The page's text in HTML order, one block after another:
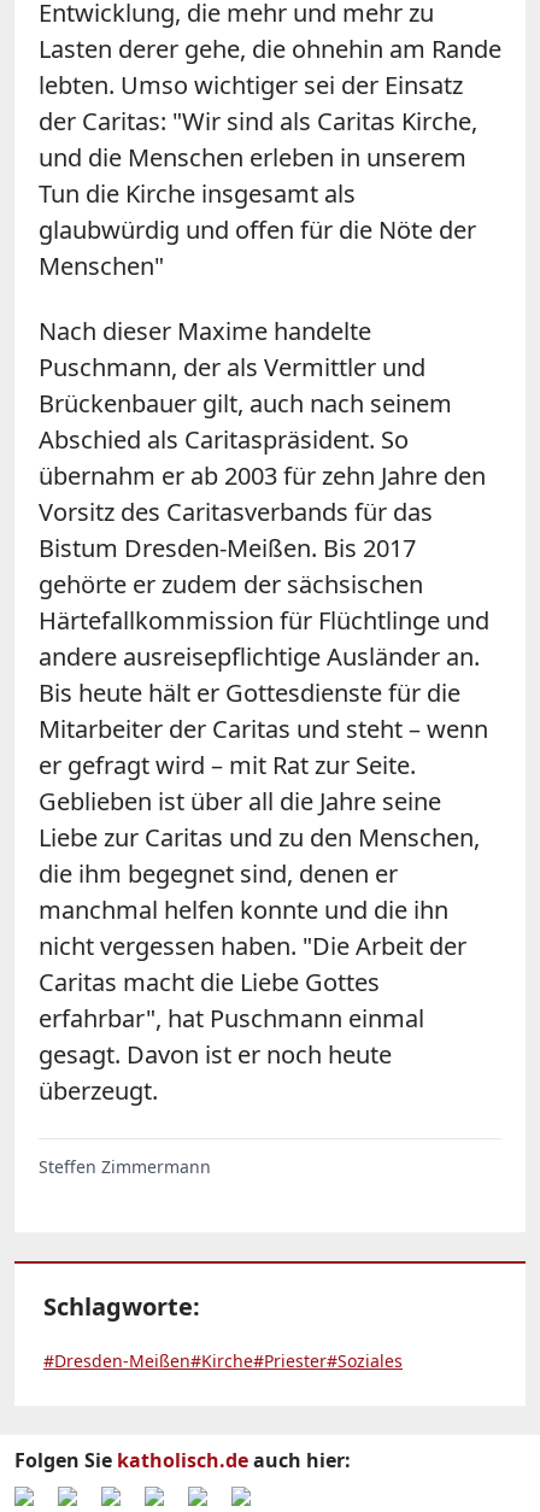
Entwicklung, die mehr und mehr zu
Lasten derer gehe, die ohnehin am Rande
lebten. Umso wichtiger sei der Einsatz
der Caritas: "Wir sind als Caritas Kirche,
und die Menschen erleben in unserem
Tun die Kirche insgesamt als
glaubwürdig und offen für die Nöte der
Menschen"
Nach dieser Maxime handelte
Puschmann, der als Vermittler und
Brückenbauer gilt, auch nach seinem
Abschied als Caritaspräsident. So
übernahm er ab 2003 für zehn Jahre den
Vorsitz des Caritasverbands für das
Bistum Dresden-Meißen. Bis 2017
gehörte er zudem der sächsischen
Härtefallkommission für Flüchtlinge und
andere ausreisepflichtige Ausländer an.
Bis heute hält er Gottesdienste für die
Mitarbeiter der Caritas und steht – wenn
er gefragt wird – mit Rat zur Seite.
Geblieben ist über all die Jahre seine
Liebe zur Caritas und zu den Menschen,
die ihm begegnet sind, denen er
manchmal helfen konnte und die ihn
nicht vergessen haben. "Die Arbeit der
Caritas macht die Liebe Gottes
erfahrbar", hat Puschmann einmal
gesagt. Davon ist er noch heute
überzeugt.
Steffen Zimmermann
Schlagworte:
#Dresden-Meißen#Kirche#Priester#Soziales
Folgen Sie katholisch.deauch hier: